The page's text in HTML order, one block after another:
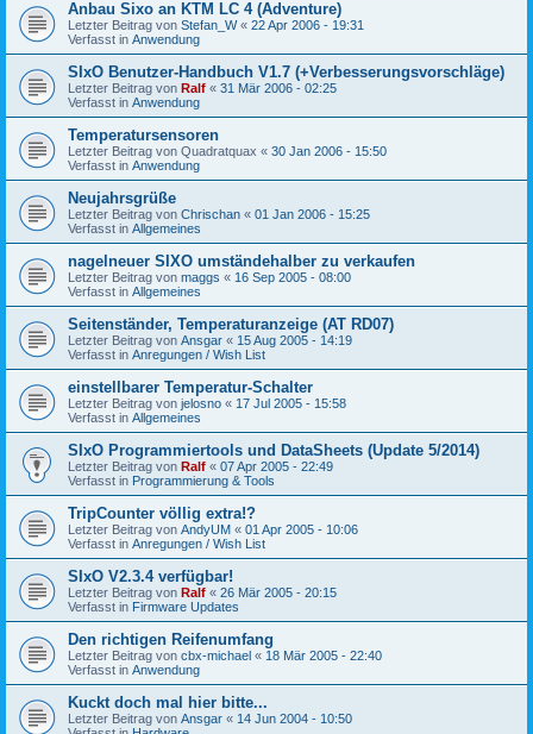
Anbau Sixo an KTM LC 4 (Adventure)
Letzter Beitrag von Stefan_W« 22 Apr 2006 - 19:31
Verfasst in Anwendung
SIxO Benutzer-Handbuch V1.7 (+Verbesserungsvorschläge)
Letzter Beitrag von Ralf « 31 Mär 2006 - 02:25
Verfasst in Anwendung
Temperatursensoren
Letzter Beitrag von Quadratquax « 30 Jan 2006 - 15:50
Verfasst in Anwendung
Neujahrsgrüße
Letzter Beitrag von Chrischan « 01 Jan 2006 - 15:25
Verfasst in Allgemeines
nagelneuer SIXO umständehalber zu verkaufen
Letzter Beitrag von maggs « 16 Sep 2005 - 08:00
Verfasst in Allgemeines
Seitenständer, Temperaturanzeige (AT RD07)
Letzter Beitrag von Ansgar « 15 Aug 2005 - 14:19
Verfasst in Anregungen / Wish List
einstellbarer Temperatur-Schalter
Letzter Beitrag von jelosno « 17 Jul 2005 - 15:58
Verfasst in Allgemeines
SIxO Programmiertools und DataSheets (Update 5/2014)
Letzter Beitrag von Ralf « 07 Apr 2005 - 22:49
Verfasst in Programmierung & Tools
TripCounter völlig extra!?
Letzter Beitrag von AndyUM « 01 Apr 2005 - 10:06
Verfasst in Anregungen / Wish List
SIxO V2.3.4 verfügbar!
Letzter Beitrag von Ralf « 26 Mär 2005 - 20:15
Verfasst in Firmware Updates
Den richtigen Reifenumfang
Letzter Beitrag von cbx-michael « 18 Mär 2005 - 22:40
Verfasst in Anwendung
Kuckt doch mal hier bitte...
Letzter Beitrag von Ansgar « 14 Jun 2004 - 10:50